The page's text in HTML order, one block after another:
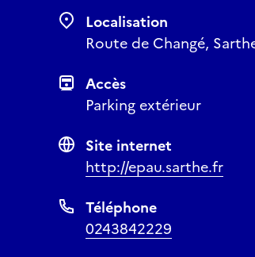
Localisation
Route de Changé,
Accès
Parking extérieur
Site internet
http://epau.sarthe.fr
Téléphone
0243842229